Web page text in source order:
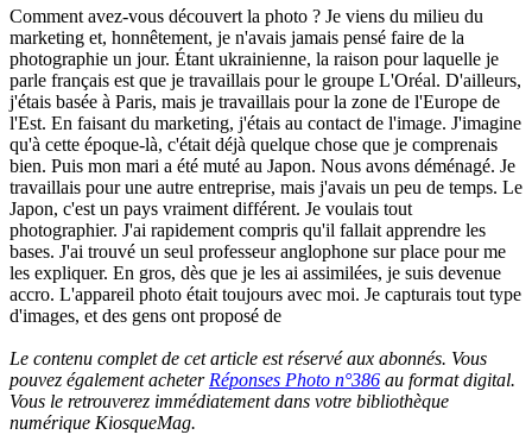
Comment avez-vous découvert la photo ? Je viens du milieu du
marketing et, honnêtement, je n'avais jamais pensé faire de la
photographie un jour. Étant ukrainienne, la raison pour laquelle je
parle français est que je travaillais pour le groupe L'Oréal. D'ailleurs,
j'étais basée à Paris, mais je travaillais pour la zone de l'Europe de
l'Est. En faisant du marketing, j'étais au contact de l'image. J'imagine
qu'à cette époque-là, c'était déjà quelque chose que je comprenais
bien. Puis mon mari a été muté au Japon. Nous avons déménagé. Je
travaillais pour une autre entreprise, mais j'avais un peu de temps. Le
Japon, c'est un pays vraiment différent. Je voulais tout
photographier. J'ai rapidement compris qu'il fallait apprendre les
bases. J'ai trouvé un seul professeur anglophone sur place pour me
les expliquer. En gros, dès que je les ai assimilées, je suis devenue
accro. L'appareil photo était toujours avec moi. Je capturais tout type
d'images, et des gens ont proposé de
Le contenu complet de cet article est réservé aux abonnés. Vous
pouvez également acheter Réponses Photo n°386 au format digital.
Vous le retrouverez immédiatement dans votre bibliothèque
numérique KiosqueMag.